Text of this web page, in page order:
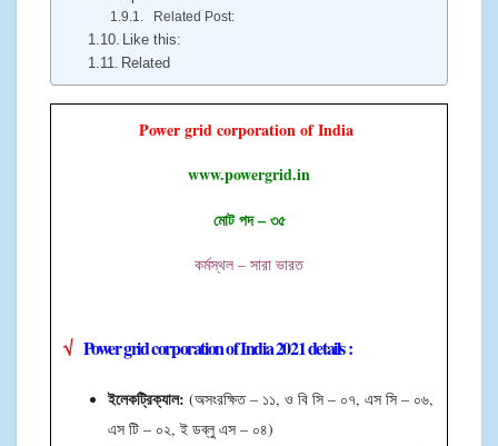
Related Post:
Like this:
Related
Power grid corporation of India
www.powergrid.in
মোট পদ – ৩৫
কর্মস্থল – সারা ভারত
√ Power grid corporation of India 2021 details :
ইলেকট্রিক্যাল: (অসংরক্ষিত – ১১, ও বি সি – ০৭, এস সি – ০৬,
এস টি – ০২, ই ডব্লু এস – ০৪)